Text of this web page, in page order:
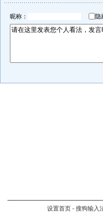
昵称：
设置首页 - 搜狗输入